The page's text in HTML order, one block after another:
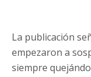
La publicación
empezaron a
siempre